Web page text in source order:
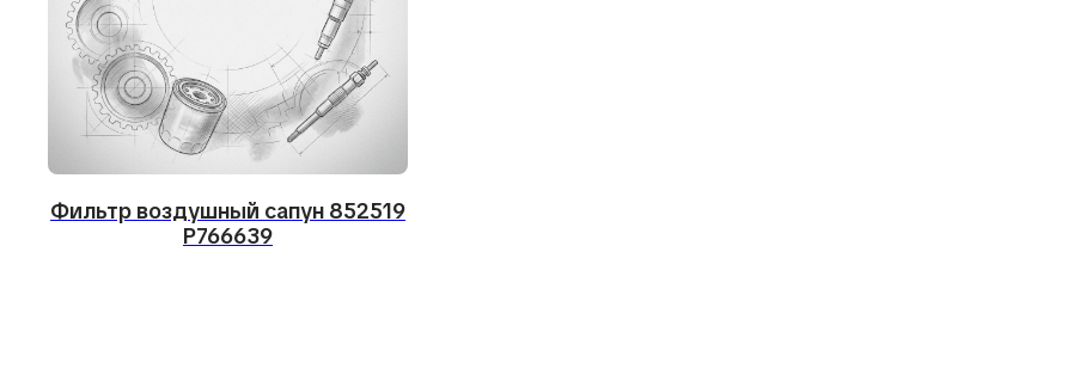
Фильтр воздушный сапун 852519
P766639
Не нашли нужную запчасть? Подберем